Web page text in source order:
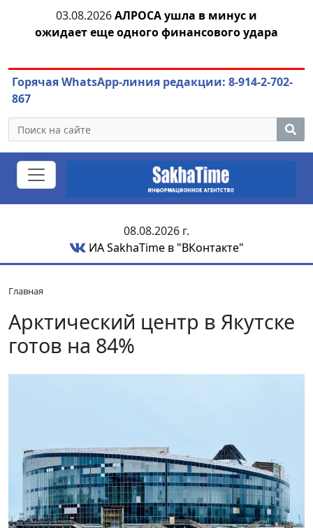
03.08.2026АЛРОСА ушла в минус и
ожидает еще одного финансового удара
Горячая WhatsApp-линия редакции: 8-914-2-702-
867
08.08.2026 г.
ИА SakhaTime в "ВКонтакте"
Главная
Арктический центр в Якутске
готов на 84%